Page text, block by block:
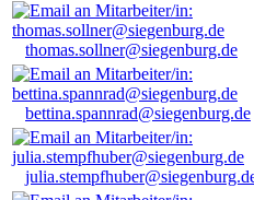
thomas.sollner@siegenburg.de
bettina.spannrad@siegenburg.de